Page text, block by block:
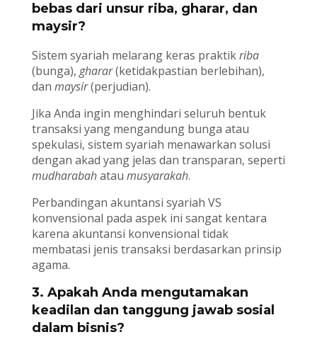
bebas dari unsur riba, gharar, dan
maysir?
Sistem syariah melarang keras praktikriba
(bunga),gharar(ketidakpastian berlebihan),
dan maysir(perjudian).
Jika Anda ingin menghindari seluruh bentuk
transaksi yang mengandung bunga atau
spekulasi, sistem syariah menawarkan solusi
dengan akad yang jelas dan transparan, seperti
mudharabahatau musyarakah.
Perbandingan akuntansi syariah VS
konvensional pada aspek ini sangat kentara
karena akuntansi konvensional tidak
membatasi jenis transaksi berdasarkan prinsip
agama.
3. Apakah Anda mengutamakan
keadilan dan tanggung jawab sosial
dalam bisnis?